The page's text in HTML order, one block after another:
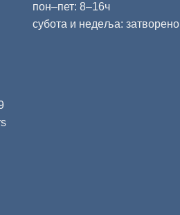
пон‒пет: 8‒16ч
субота и недеља: затворено